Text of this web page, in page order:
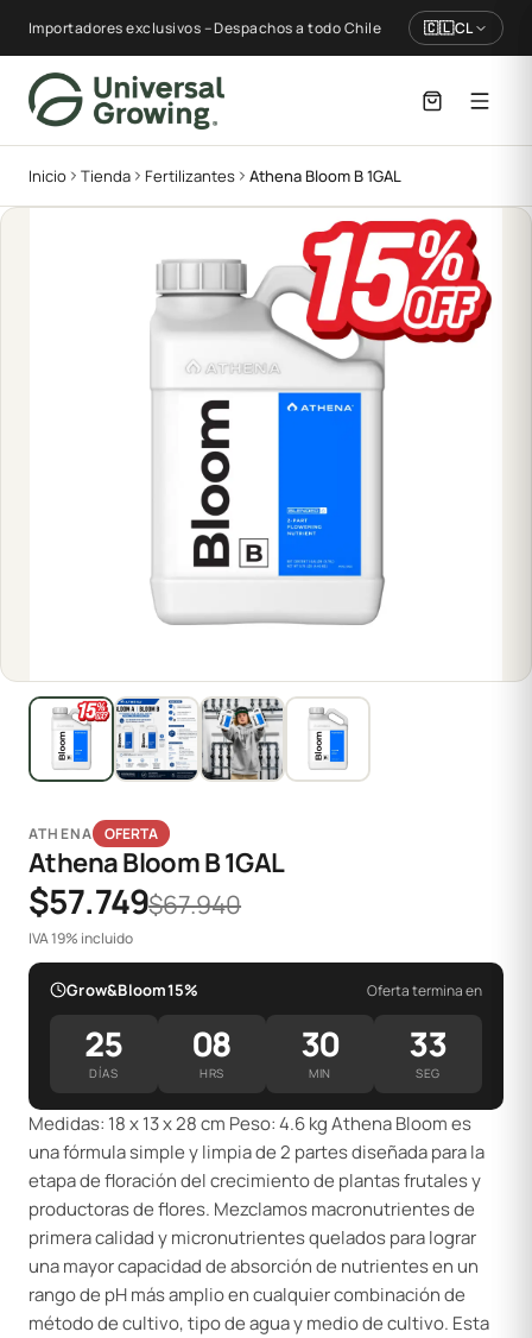
Importadores exclusivos – Despachos a todo Chile 🇨🇱CL
Inicio Tienda Fertilizantes Athena Bloom B 1GAL
ATHENA OFERTA
Athena Bloom B 1GAL
$57.749$67.940
IVA 19% incluido
Grow&Bloom15% Oferta termina en
25
DÍAS
08
HRS
30
MIN
33
SEG
Medidas: 18 x 13 x 28 cm Peso: 4.6 kg Athena Bloom es
una fórmula simple y limpia de 2 partes diseñada para la
etapa de floración del crecimiento de plantas frutales y
productoras de flores. Mezclamos macronutrientes de
primera calidad y micronutrientes quelados para lograr
una mayor capacidad de absorción de nutrientes en un
rango de pH más amplio en cualquier combinación de
método de cultivo, tipo de agua y medio de cultivo. Esta